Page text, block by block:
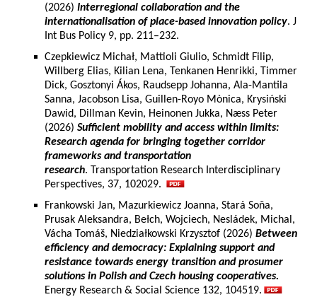
(2026) Interregional collaboration and the
internationalisation of place-based innovation policy. J
Int Bus Policy 9, pp. 211–232.
Czepkiewicz Michał, Mattioli Giulio, Schmidt Filip,
Willberg Elias, Kilian Lena, Tenkanen Henrikki, Timmer
Dick, Gosztonyi Ákos, Raudsepp Johanna, Ala-Mantila
Sanna, Jacobson Lisa, Guillen-Royo Mònica, Krysiński
Dawid, Dillman Kevin, Heinonen Jukka, Næss Peter
(2026) Sufficient mobility and access within limits:
Research agenda for bringing together corridor
frameworks and transportation
research. Transportation Research Interdisciplinary
Perspectives, 37, 102029.
Frankowski Jan, Mazurkiewicz Joanna, Stará Soňa,
Prusak Aleksandra, Bełch, Wojciech, Nesládek, Michal,
Vácha Tomáš, Niedziałkowski Krzysztof (2026) Between
efficiency and democracy: Explaining support and
resistance towards energy transition and prosumer
solutions in Polish and Czech housing cooperatives.
Energy Research & Social Science 132, 104519.